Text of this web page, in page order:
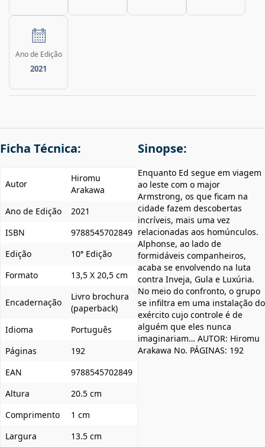
Ano de Edição
2021
Ficha Técnica:
Autor
Hiromu
Arakawa
Ano de Edição
2021
ISBN
9788545702849
Edição
10ª Edição
Formato
13,5 X 20,5 cm
Encadernação
Livro brochura
(paperback)
Idioma
Português
Páginas
192
EAN
9788545702849
Altura
20.5 cm
Comprimento
1 cm
Largura
13.5 cm
Sinopse:
Enquanto Ed segue em viagem
ao leste com o major
Armstrong, os que ficam na
cidade fazem descobertas
incríveis, mais uma vez
relacionadas aos homúnculos.
Alphonse, ao lado de
formidáveis companheiros,
acaba se envolvendo na luta
contra Inveja, Gula e Luxúria.
No meio do confronto, o grupo
se infiltra em uma instalação do
exército cujo controle é de
alguém que eles nunca
imaginariam… AUTOR: Hiromu
Arakawa No. PÁGINAS: 192